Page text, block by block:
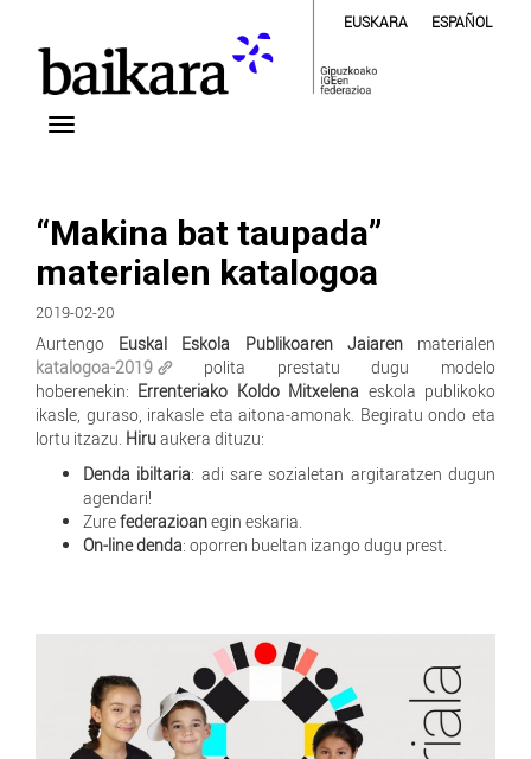
EUSKARA ESPAÑOL
“Makina bat taupada”
materialen katalogoa
2019-02-20
Aurtengo Euskal Eskola Publikoaren Jaiarenmaterialen
katalogoa-2019
polita prestatu dugu modelo
hoberenekin: Errenteriako Koldo Mitxelena eskola publikoko
ikasle, guraso, irakasle eta aitona-amonak. Begiratu ondo eta
lortu itzazu. Hiruaukera dituzu:
Denda ibiltaria: adi sare sozialetan argitaratzen dugun
agendari!
Zurefederazioanegin eskaria.
On-line denda: oporren bueltan izango dugu prest.